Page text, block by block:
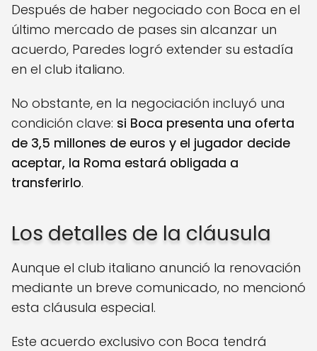
Después de haber negociado con Boca en el
último mercado de pases sin alcanzar un
acuerdo, Paredes logró extender su estadía
en el club italiano.
No obstante, en la negociación incluyó una
condición clave: si Boca presenta una oferta
de 3,5 millones de euros y el jugador decide
aceptar, la Roma estará obligada a
transferirlo.
Los detalles de la cláusula
Aunque el club italiano anunció la renovación
mediante un breve comunicado, no mencionó
esta cláusula especial.
Este acuerdo exclusivo con Boca tendrá